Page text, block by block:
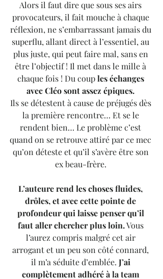
Alors il faut dire que sous ses airs
provocateurs, il fait mouche à chaque
réflexion, ne s’embarrassant jamais du
superflu, allant direct à l’essentiel, au
plus juste, qui peut faire mal, sans en
être l’objectif ! Il met dans le mille à
chaque fois ! Du coup les échanges
avec Cléo sont assez épiques.
Ils se détestent à cause de préjugés dès
la première rencontre… Et se le
rendent bien… Le problème c’est
quand on se retrouve attiré par ce mec
qu’on déteste et qu’il s’avère être son
ex beau-frère.
L’auteure rend les choses fluides,
drôles, et avec cette pointe de
profondeur qui laisse penser qu’il
faut aller chercher plus loin. Vous
l’aurez compris malgré cet air
arrogant et un peu son côté connard,
il m’a séduite d’emblée. J’ai
complètement adhéré à la team